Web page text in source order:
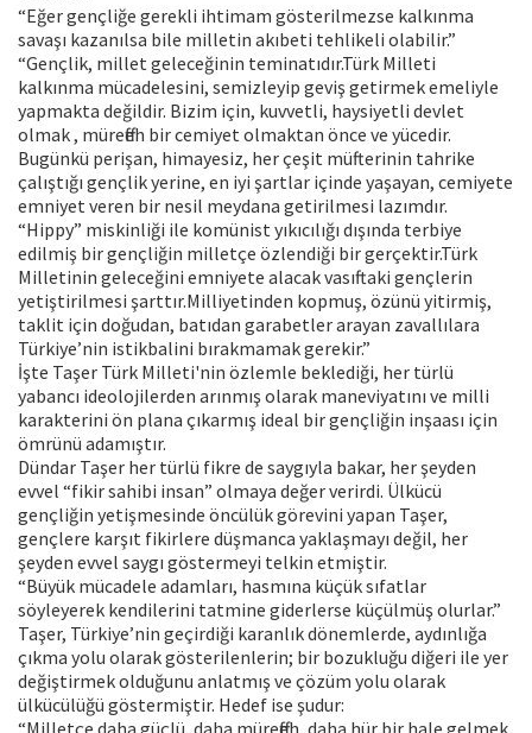
“Eğer gençliğe gerekli ihtimam gösterilmezse kalkınma
savaşı kazanılsa bile milletin akıbeti tehlikeli olabilir.”
“Gençlik, millet geleceğinin teminatıdır.Türk Milleti
kalkınma mücadelesini, semizleyip geviş getirmek emeliyle
yapmakta değildir. Bizim için, kuvvetli, haysiyetli devlet
olmak , müreffeh bir cemiyet olmaktan önce ve yücedir.
Bugünkü perişan, himayesiz, her çeşit müfterinin tahrike
çalıştığı gençlik yerine, en iyi şartlar içinde yaşayan, cemiyete
emniyet veren bir nesil meydana getirilmesi lazımdır.
“Hippy” miskinliği ile komünist yıkıcılığı dışında terbiye
edilmiş bir gençliğin milletçe özlendiği bir gerçektir.Türk
Milletinin geleceğini emniyete alacak vasıftaki gençlerin
yetiştirilmesi şarttır.Milliyetinden kopmuş, özünü yitirmiş,
taklit için doğudan, batıdan garabetler arayan zavallılara
Türkiye’nin istikbalini bırakmamak gerekir.”
İşte Taşer Türk Milleti'nin özlemle beklediği, her türlü
yabancı ideolojilerden arınmış olarak maneviyatını ve milli
karakterini ön plana çıkarmış ideal bir gençliğin inşaası için
ömrünü adamıştır.
Dündar Taşer her türlü fikre de saygıyla bakar, her şeyden
evvel “fikir sahibi insan” olmaya değer verirdi. Ülkücü
gençliğin yetişmesinde öncülük görevini yapan Taşer,
gençlere karşıt fikirlere düşmanca yaklaşmayı değil, her
şeyden evvel saygı göstermeyi telkin etmiştir.
“Büyük mücadele adamları, hasmına küçük sıfatlar
söyleyerek kendilerini tatmine giderlerse küçülmüş olurlar.”
Taşer, Türkiye’nin geçirdiği karanlık dönemlerde, aydınlığa
çıkma yolu olarak gösterilenlerin; bir bozukluğu diğeri ile yer
değiştirmek olduğunu anlatmış ve çözüm yolu olarak
ülkücülüğü göstermiştir. Hedef ise şudur: